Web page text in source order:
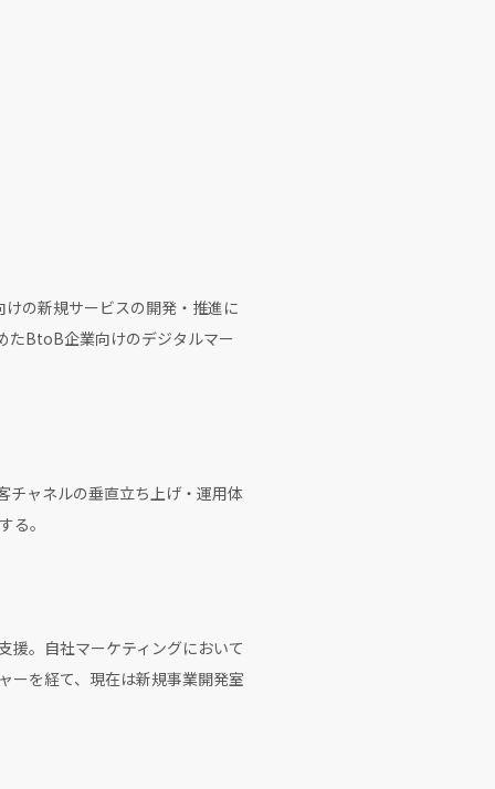
の新規サービスの開発・推進に
たBtoB企業向けのデジタルマー
チャネルの垂直立ち上げ・運用体
る。
。自社マーケティングにおいて
ーを経て、現在は新規事業開発室